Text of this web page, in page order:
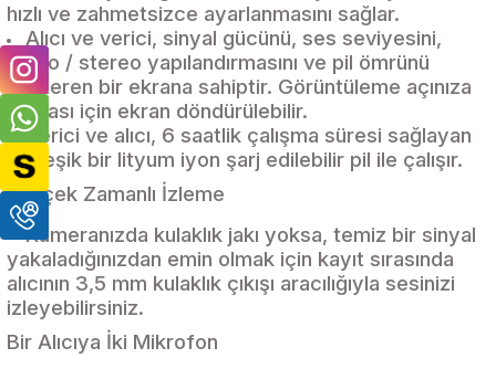
hızlı ve zahmetsizce ayarlanmasını sağlar.
Alıcı ve verici, sinyal gücünü, ses seviyesini,
mono / stereo yapılandırmasını ve pil ömrünü
gösteren bir ekrana sahiptir. Görüntüleme açınıza
uyması için ekran döndürülebilir.
Verici ve alıcı, 6 saatlik çalışma süresi sağlayan
yerleşik bir lityum iyon şarj edilebilir pil ile çalışır.
Gerçek Zamanlı İzleme
Kameranızda kulaklık jakı yoksa, temiz bir sinyal
yakaladığınızdan emin olmak için kayıt sırasında
alıcının 3,5 mm kulaklık çıkışı aracılığıyla sesinizi
izleyebilirsiniz.
Bir Alıcıya İki Mikrofon